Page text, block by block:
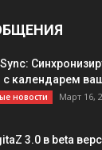
с календарем
новости Март 16,
3.0 в beta